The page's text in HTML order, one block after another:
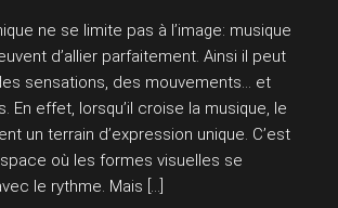
ne se limite pas à l’image: musique
d’allier parfaitement. Ainsi il peut
sensations, des mouvements… et
En effet, lorsqu’il croise la musique, le
un terrain d’expression unique. C’est
où les formes visuelles se
le rythme. Mais […]